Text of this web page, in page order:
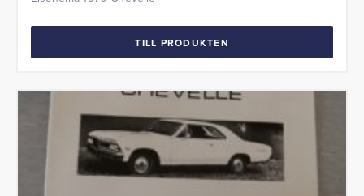
TILL PRODUKTEN